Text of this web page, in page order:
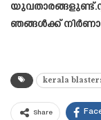
ഞങ്ങൾക്ക്
kerala
Share